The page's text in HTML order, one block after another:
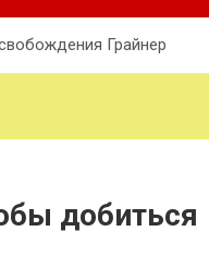
Грайнер
добиться